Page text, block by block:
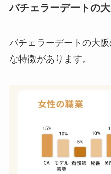
バチェラーデートの
バチェラーデートの大
な特徴があります。